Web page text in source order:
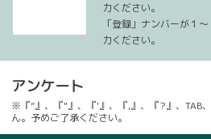
力ください。
「登録」ナンバーが１
力ください。
アンケート
※『”』、『"』、『'』、『,』、『?』、TAB
ん。予めご了承ください。